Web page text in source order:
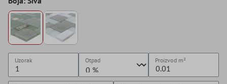
Uzorak Otpad Proizvod m²